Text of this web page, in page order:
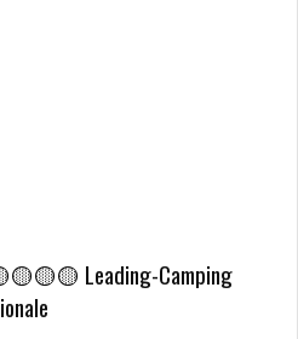
Leading-Camping